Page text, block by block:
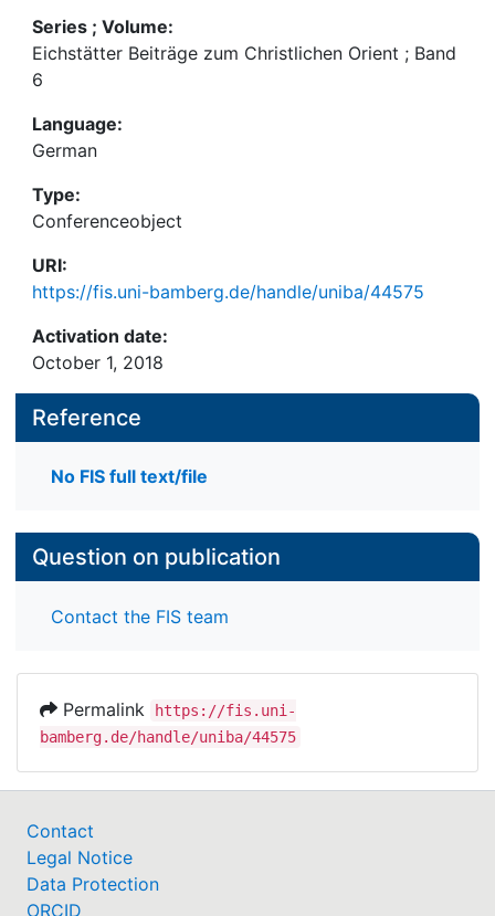
Series ; Volume:
Eichstätter Beiträge zum Christlichen Orient ; Band
6
Language:
German
Type:
Conferenceobject
URI:
https://fis.uni-bamberg.de/handle/uniba/44575
Activation date:
October 1, 2018
Reference
No FIS full text/file
Question on publication
Contact the FIS team
Permalink
https://fis.uni-
bamberg.de/handle/uniba/44575
Contact
Legal Notice
Data Protection
ORCID